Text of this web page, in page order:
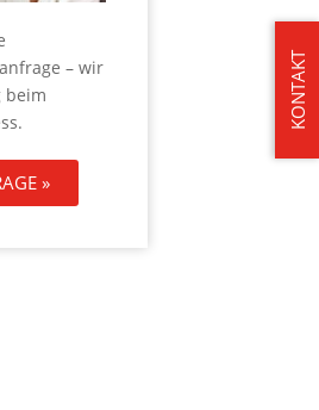
KONTAKT
– wir
beim
»